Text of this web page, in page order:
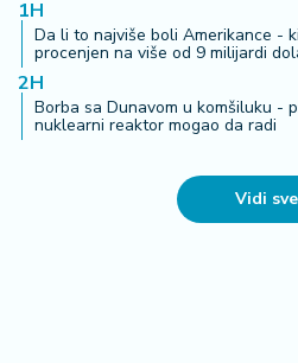
1H
Da li to najviše boli Amerikance -
procenjen na više od 9 milijardi
2H
Borba sa Dunavom u komšiluku -
nuklearni reaktor mogao da radi
Vidi sve